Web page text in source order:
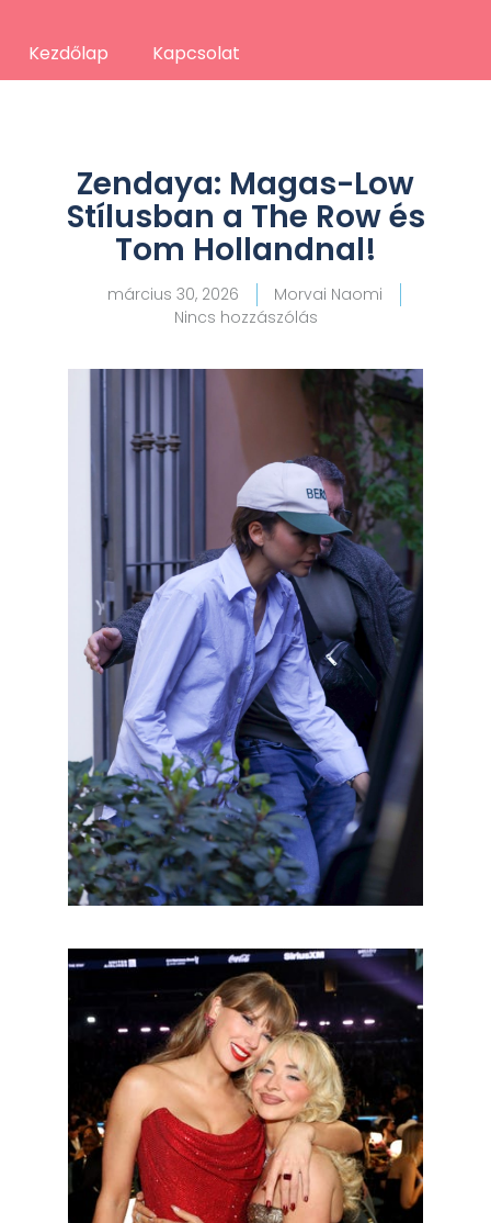
Kezdőlap Kapcsolat
Zendaya: Magas-Low
Stílusban a The Row és
Tom Hollandnal!
március 30, 2026
Morvai Naomi
Nincs hozzászólás